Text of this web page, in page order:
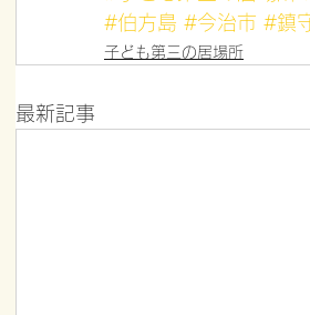
#伯方島 #今治市 #鎮
子ども第三の居場所
最新記事